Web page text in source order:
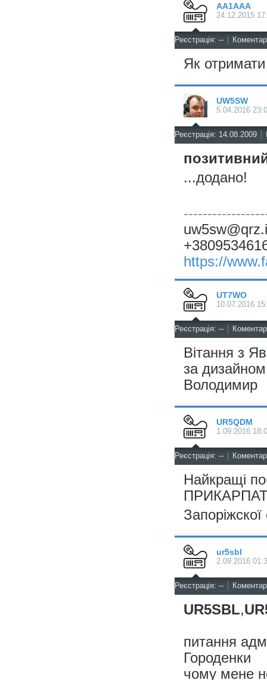
AA1AAA
24.12.2015
Реєстрація: --
^
Як
UW5SW
5.04.2016
Реєстрація: 14.08.2009
...додано!
https://
UT7WO
10.07.2016
Реєстрація: --
^
Вітання з
за
Володимир
UR5QDM
1.09.2016
Реєстрація: --
Найкращі
ur5sbl
2.09.2016
Реєстрація: --
UR5SBL,
питання
Городенки
чому мене